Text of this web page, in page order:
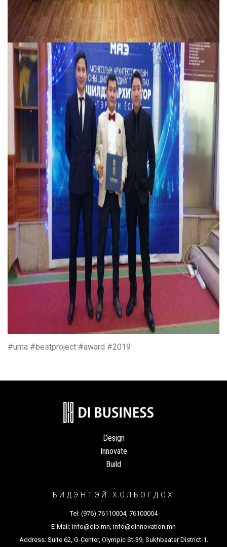
#uma #bestproject #award #2019
Design
Innovate
Build
БИДЭНТЭЙ ХОЛБОГДОХ
Tel: (976) 76110004, 76100004
E-Mail: info@dib.mn, info@dinnovation.mn
Address: Suite 62, G-Center, Olympic St-39, Sukhbaatar District-1.